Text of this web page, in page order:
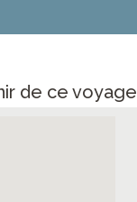
de ce voyage